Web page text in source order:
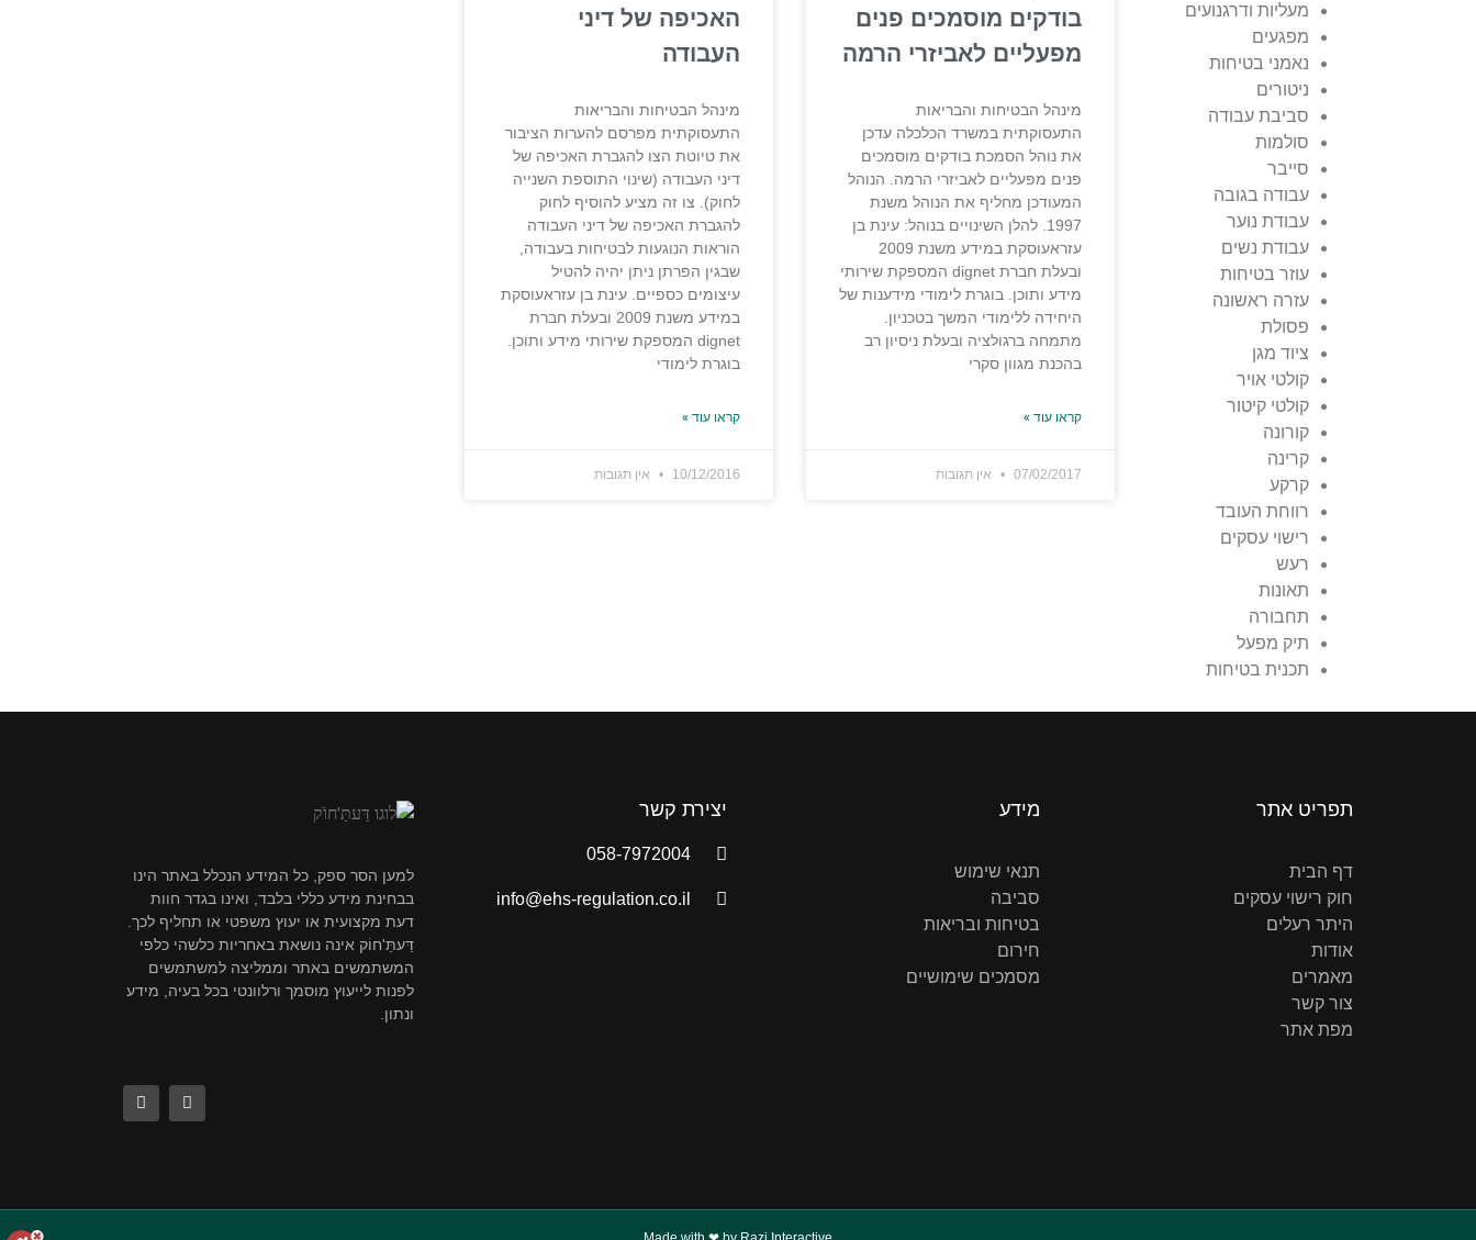
מעליות ודרגנועים
מפגעים
נאמני בטיחות
ניטורים
סביבת עבודה
סולמות
סייבר
עבודה בגובה
עבודת נוער
עבודת נשים
עוזר בטיחות
עזרה ראשונה
פסולת
ציוד מגן
קולטי אויר
קולטי קיטור
קורונה
קרינה
קרקע
רווחת העובד
רישוי עסקים
רעש
תאונות
תחבורה
תיק מפעל
תכנית בטיחות
בודקים מוסמכים פנים
מפעליים לאביזרי הרמה
מינהל הבטיחות והבריאות
התעסוקתית במשרד הכלכלה עדכן
את נוהל הסמכת בודקים מוסמכים
פנים מפעליים לאביזרי הרמה. הנוהל
המעודכן מחליף את הנוהל משנת
1997. להלן השינויים בנוהל: עינת בן
עזראעוסקת במידע משנת 2009
ובעלת חברת dignet המספקת שירותי
מידע ותוכן. בוגרת לימודי מידענות של
היחידה ללימודי המשך בטכניון.
מתמחה ברגולציה ובעלת ניסיון רב
בהכנת מגוון סקרי
קראו עוד »
07/02/2017 אין תגובות
האכיפה של דיני
העבודה
מינהל הבטיחות והבריאות
התעסוקתית מפרסם להערות הציבור
את טיוטת הצו להגברת האכיפה של
דיני העבודה (שינוי התוספת השנייה
לחוק). צו זה מציע להוסיף לחוק
להגברת האכיפה של דיני העבודה
הוראות הנוגעות לבטיחות בעבודה,
שבגין הפרתן ניתן יהיה להטיל
עיצומים כספיים. עינת בן עזראעוסקת
במידע משנת 2009 ובעלת חברת
dignet המספקת שירותי מידע ותוכן.
בוגרת לימודי
קראו עוד »
10/12/2016 אין תגובות
תפריט אתר
דף הבית
חוק רישוי עסקים
היתר רעלים
אודות
מאמרים
צור קשר
מפת אתר
מידע
תנאי שימוש
סביבה
בטיחות ובריאות
חירום
מסמכים שימושיים
יצירת קשר
058-7972004
info@ehs-regulation.co.il
למען הסר ספק, כל המידע הנכלל באתר הינו
בבחינת מידע כללי בלבד, ואינו בגדר חוות
דעת מקצועית או יעוץ משפטי או תחליף לכך.
דַּעתַּ'חוֹק אינה נושאת באחריות כלשהי כלפי
המשתמשים באתר וממליצה למשתמשים
לפנות לייעוץ מוסמך ורלוונטי בכל בעיה, מידע
ונתון.